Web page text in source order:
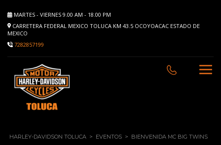
MARTES - VIERNES 9.00 AM - 18.00 PM
CARRETERA FEDERAL MEXICO TOLUCA KM 43.5 OCOYOACAC ESTADO DE
MEXICO
7282857199
HARLEY-DAVIDSON TOLUCA > EVENTOS > BIENVENIDA MC BIG TWINS